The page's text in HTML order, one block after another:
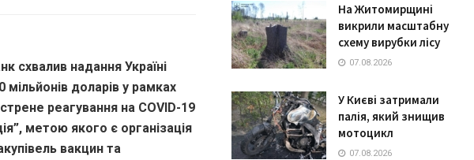
схвалив надання Україні
мільйонів доларів у рамках
реагування на COVID-19
метою якого є організація
вакцин та
На Житомирщині
викрили масштабну
схему вирубки лісу
07.08.2026
У Києві затримали
палія, який знищив
мотоцикл
07.08.2026